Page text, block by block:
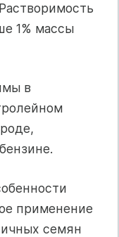
1% массы
в
применение
семян